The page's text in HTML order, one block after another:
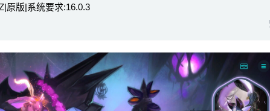
原版|系统要求:16.0.3